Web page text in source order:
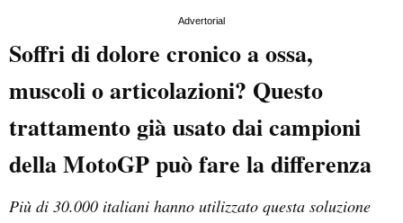
Advertorial
Soffri di dolore cronico a ossa,
muscoli o articolazioni? Questo
trattamento già usato dai campioni
della MotoGP può fare la differenza
Più di 30.000 italiani hanno utilizzato questa soluzione